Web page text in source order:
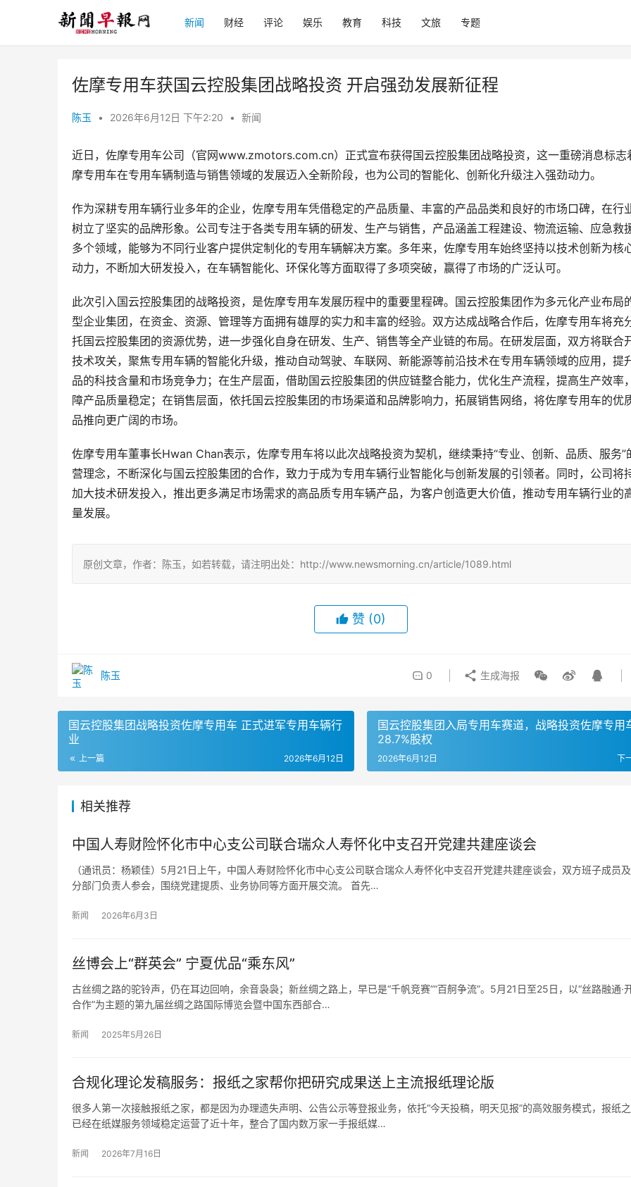
新闻 财经 评论 娱乐 教育 科技 文旅 专题
佐摩专用车获国云控股集团战略投资 开启强劲发展新征程
陈玉 • 2026年6月12日 下午2:20 • 新闻
近日，佐摩专用车公司（官网www.zmotors.com.cn）正式宣布获得国云控股集团战略投资，这一重磅消息标志
摩专用车在专用车辆制造与销售领域的发展迈入全新阶段，也为公司的智能化、创新化升级注入强劲动力。
作为深耕专用车辆行业多年的企业，佐摩专用车凭借稳定的产品质量、丰富的产品品类和良好的市场口碑，在行
树立了坚实的品牌形象。公司专注于各类专用车辆的研发、生产与销售，产品涵盖工程建设、物流运输、应急救
多个领域，能够为不同行业客户提供定制化的专用车辆解决方案。多年来，佐摩专用车始终坚持以技术创新为核
动力，不断加大研发投入，在车辆智能化、环保化等方面取得了多项突破，赢得了市场的广泛认可。
此次引入国云控股集团的战略投资，是佐摩专用车发展历程中的重要里程碑。国云控股集团作为多元化产业布局
型企业集团，在资金、资源、管理等方面拥有雄厚的实力和丰富的经验。双方达成战略合作后，佐摩专用车将充
托国云控股集团的资源优势，进一步强化自身在研发、生产、销售等全产业链的布局。在研发层面，双方将联合
技术攻关，聚焦专用车辆的智能化升级，推动自动驾驶、车联网、新能源等前沿技术在专用车辆领域的应用，提
品的科技含量和市场竞争力；在生产层面，借助国云控股集团的供应链整合能力，优化生产流程，提高生产效率
障产品质量稳定；在销售层面，依托国云控股集团的市场渠道和品牌影响力，拓展销售网络，将佐摩专用车的优
品推向更广阔的市场。
佐摩专用车董事长Hwan Chan表示，佐摩专用车将以此次战略投资为契机，继续秉持“专业、创新、品质、服务”
营理念，不断深化与国云控股集团的合作，致力于成为专用车辆行业智能化与创新发展的引领者。同时，公司将
加大技术研发投入，推出更多满足市场需求的高品质专用车辆产品，为客户创造更大价值，推动专用车辆行业的
量发展。
原创文章，作者：陈玉，如若转载，请注明出处：http://www.newsmorning.cn/article/1089.html
赞 (0)
陈玉 0 生成海报
国云控股集团战略投资佐摩专用车 正式进军专用车辆行
业
上一篇 2026年6月12日
国云控股集团入局专用车赛道，战略投资佐摩专用
28.7%股权
下
2026年6月12日
相关推荐
中国人寿财险怀化市中心支公司联合瑞众人寿怀化中支召开党建共建座谈会
（通讯员：杨颖佳）5月21日上午，中国人寿财险怀化市中心支公司联合瑞众人寿怀化中支召开党建共建座谈会，双方班子成员
分部门负责人参会，围绕党建提质、业务协同等方面开展交流。 首先…
新闻 2026年6月3日
丝博会上“群英会” 宁夏优品“乘东风”
古丝绸之路的驼铃声，仍在耳边回响，余音袅袅；新丝绸之路上，早已是“千帆竞赛”“百舸争流”。5月21日至25日，以“丝路融通·
合作”为主题的第九届丝绸之路国际博览会暨中国东西部合…
新闻 2025年5月26日
合规化理论发稿服务：报纸之家帮你把研究成果送上主流报纸理论版
很多人第一次接触报纸之家，都是因为办理遗失声明、公告公示等登报业务，依托“今天投稿，明天见报”的高效服务模式，报纸
已经在纸媒服务领域稳定运营了近十年，整合了国内数万家一手报纸媒…
新闻 2026年7月16日